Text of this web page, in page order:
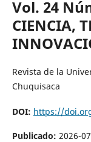
Vol. 24
CIENCIA,
Revista de la
Chuquisaca
DOI: https://
Publicado: 2026-